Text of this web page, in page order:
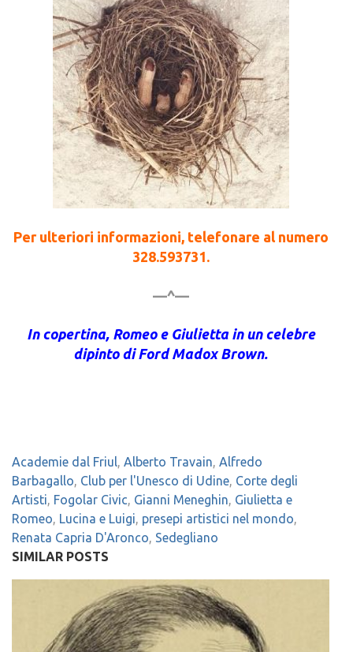
Per ulteriori informazioni, telefonare al numero
328.593731.
—^—
In copertina, Romeo e Giulietta in un celebre
dipinto di Ford Madox Brown.
Academie dal Friul, Alberto Travain, Alfredo
Barbagallo, Club per l'Unesco di Udine, Corte degli
Artisti, Fogolar Civic, Gianni Meneghin, Giulietta e
Romeo, Lucina e Luigi, presepi artistici nel mondo,
Renata Capria D'Aronco, Sedegliano
SIMILAR POSTS